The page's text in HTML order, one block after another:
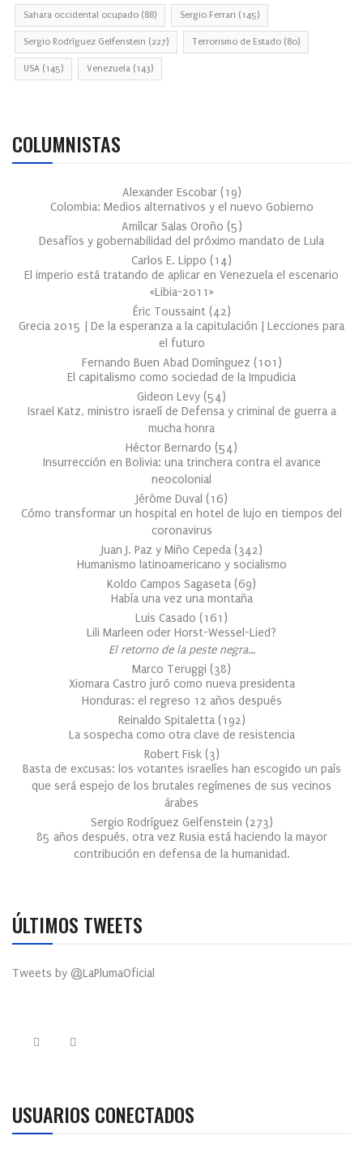
Sahara occidental ocupado (88) Sergio Ferrari (145)
Sergio Rodríguez Gelfenstein (227) Terrorismo de Estado (80)
USA (145) Venezuela (143)
COLUMNISTAS
Alexander Escobar (19)
Colombia: Medios alternativos y el nuevo Gobierno
Amílcar Salas Oroño (5)
Desafíos y gobernabilidad del próximo mandato de Lula
Carlos E. Lippo (14)
El imperio está tratando de aplicar en Venezuela el escenario
«Libia-2011»
Éric Toussaint (42)
Grecia 2015 | De la esperanza a la capitulación | Lecciones para
el futuro
Fernando Buen Abad Domínguez (101 )
El capitalismo como sociedad de la Impudicia
Gideon Levy (54)
Israel Katz, ministro israelí de Defensa y criminal de guerra a
mucha honra
Héctor Bernardo (54)
Insurrección en Bolivia: una trinchera contra el avance
neocolonial
Jérôme Duval (16)
Cómo transformar un hospital en hotel de lujo en tiempos del
coronavirus
Juan J. Paz y Miño Cepeda (342)
Humanismo latinoamericano y socialismo
Koldo Campos Sagaseta (69)
Había una vez una montaña
Luis Casado (161 )
Lili Marleen oder Horst-Wessel-Lied?
El retorno de la peste negra…
Marco Teruggi (38)
Xiomara Castro juró como nueva presidenta
Honduras: el regreso 12 años después
Reinaldo Spitaletta (192)
La sospecha como otra clave de resistencia
Robert Fisk (3)
Basta de excusas: los votantes israelíes han escogido un país
que será espejo de los brutales regímenes de sus vecinos
árabes
Sergio Rodríguez Gelfenstein (273)
85 años después, otra vez Rusia está haciendo la mayor
contribución en defensa de la humanidad.
ÚLTIMOS TWEETS
Tweets by @LaPlumaOficial
USUARIOS CONECTADOS